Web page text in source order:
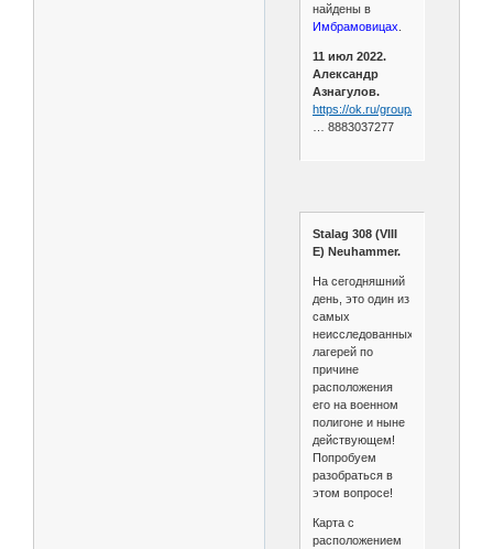
найдены в
Имбрамовицах
11 июл 2022.
Александр
Азнагулов.
https://ok.ru/group/
… 8883037277
Stalag 308 (VIII
E) Neuhammer.
На сегодняшний
день, это один из
самых
неисследованных
лагерей по
причине
расположения
его на военном
полигоне и ныне
действующем!
Попробуем
разобраться в
этом вопросе!
Карта с
расположением